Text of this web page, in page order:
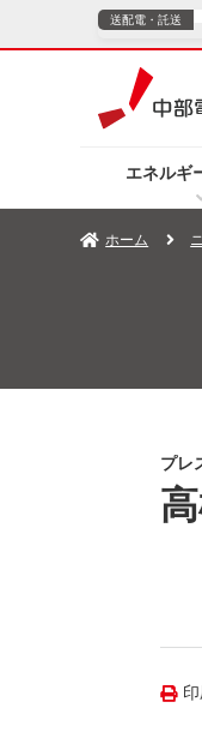
エネルギ
送配電・託送
TOPペー
TOPペー
ホーム
プレ
印